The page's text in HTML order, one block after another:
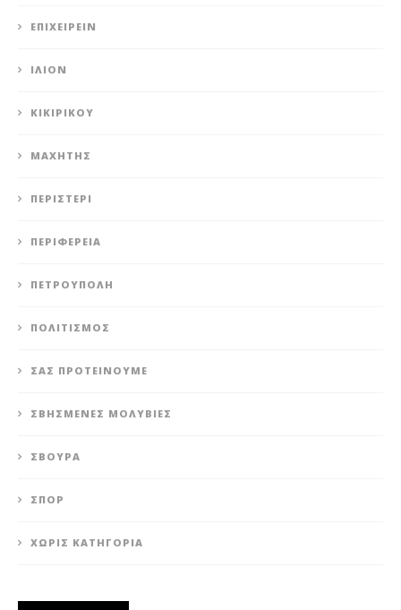
ΕΠΙΧΕΙΡΕΊΝ
ΊΛΙΟΝ
ΚΙΚΙΡΙΚΟΥ
ΜΑΧΗΤΗΣ
ΠΕΡΙΣΤΈΡΙ
ΠΕΡΙΦΈΡΕΙΑ
ΠΕΤΡΟΎΠΟΛΗ
ΠΟΛΙΤΙΣΜΌΣ
ΣΑΣ ΠΡΟΤΕΊΝΟΥΜΕ
ΣΒΗΣΜΈΝΕΣ ΜΟΛΥΒΙΈΣ
ΣΒΟΎΡΑ
ΣΠΟΡ
ΧΩΡΊΣ ΚΑΤΗΓΟΡΊΑ